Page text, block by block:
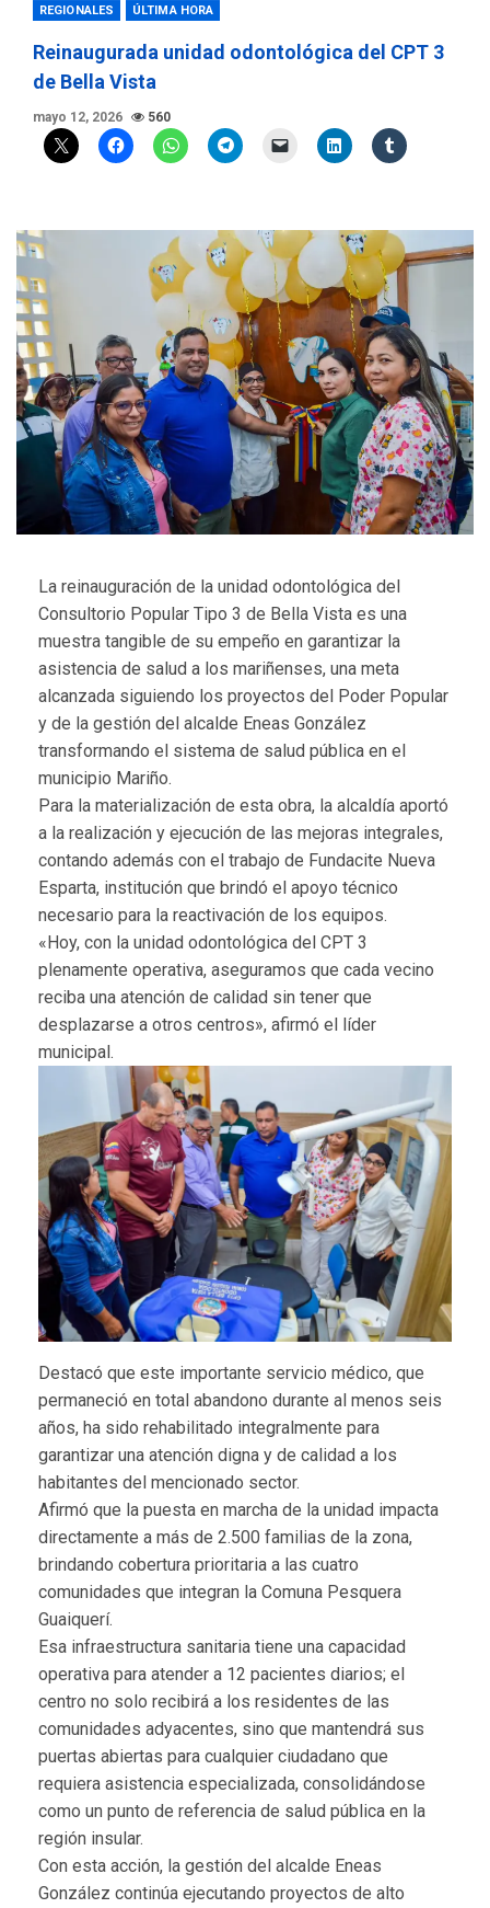
REGIONALES ÚLTIMA HORA
Reinaugurada unidad odontológica del CPT 3
de Bella Vista
mayo 12, 2026 560
La reinauguración de la unidad odontológica del
Consultorio Popular Tipo 3 de Bella Vista es una
muestra tangible de su empeño en garantizar la
asistencia de salud a los mariñenses, una meta
alcanzada siguiendo los proyectos del Poder Popular
y de la gestión del alcalde Eneas González
transformando el sistema de salud pública en el
municipio Mariño.
Para la materialización de esta obra, la alcaldía aportó
a la realización y ejecución de las mejoras integrales,
contando además con el trabajo de Fundacite Nueva
Esparta, institución que brindó el apoyo técnico
necesario para la reactivación de los equipos.
«Hoy, con la unidad odontológica del CPT 3
plenamente operativa, aseguramos que cada vecino
reciba una atención de calidad sin tener que
desplazarse a otros centros», afirmó el líder
municipal.
Destacó que este importante servicio médico, que
permaneció en total abandono durante al menos seis
años, ha sido rehabilitado integralmente para
garantizar una atención digna y de calidad a los
habitantes del mencionado sector.
Afirmó que la puesta en marcha de la unidad impacta
directamente a más de 2.500 familias de la zona,
brindando cobertura prioritaria a las cuatro
comunidades que integran la Comuna Pesquera
Guaiquerí.
Esa infraestructura sanitaria tiene una capacidad
operativa para atender a 12 pacientes diarios; el
centro no solo recibirá a los residentes de las
comunidades adyacentes, sino que mantendrá sus
puertas abiertas para cualquier ciudadano que
requiera asistencia especializada, consolidándose
como un punto de referencia de salud pública en la
región insular.
Con esta acción, la gestión del alcalde Eneas
González continúa ejecutando proyectos de alto